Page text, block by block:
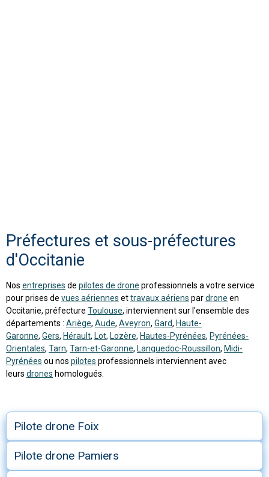
Préfectures et sous-préfectures
d'Occitanie
Nos entreprises de pilotes de drone professionnels a votre service
pour prises de vues aériennes ettravaux aériens pardrone en
Occitanie, préfecture Toulouse, interviennent sur l'ensemble des
départements : Ariège, Aude, Aveyron, Gard, Haute-
Garonne, Gers, Hérault, Lot, Lozère, Hautes-Pyrénées, Pyrénées-
Orientales, Tarn, Tarn-et-Garonne, Languedoc-Roussillon, Midi-
Pyrénées ou nos pilotes professionnels interviennent avec
leurs drones homologués.
Pilote drone Foix
Pilote drone Pamiers